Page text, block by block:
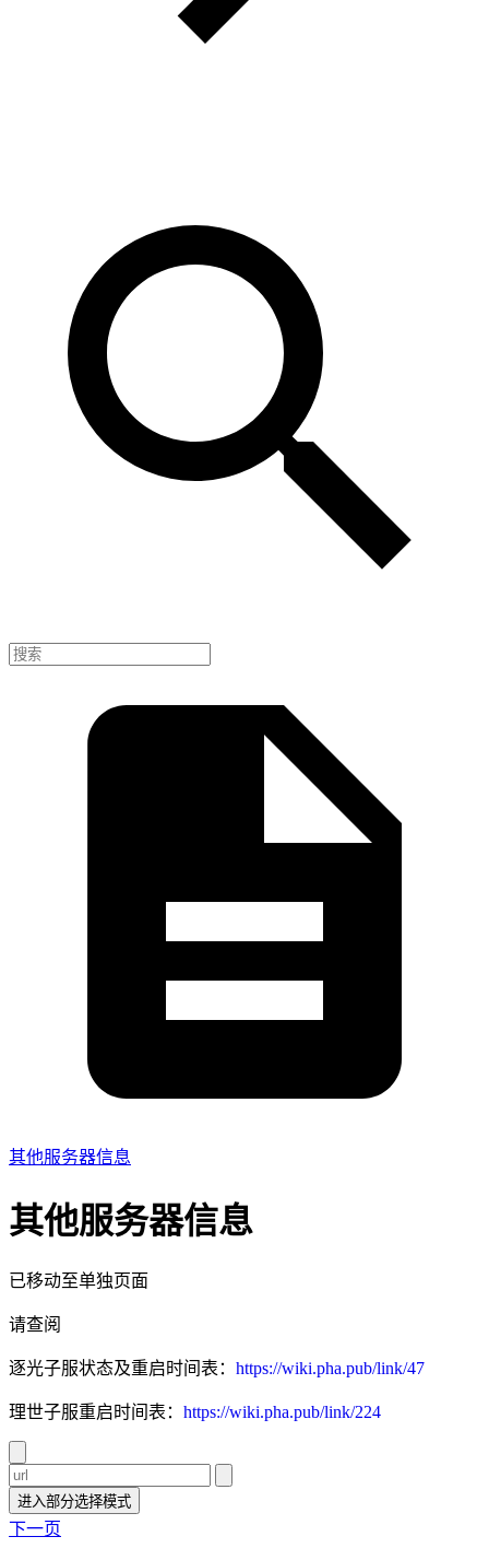
其他服务器信息
其他服务器信息
已移动至单独页面
请查阅
逐光子服状态及重启时间表： https://wiki.pha.pub/link/47
理世子服重启时间表： https://wiki.pha.pub/link/224
进入部分选择模式
下一页